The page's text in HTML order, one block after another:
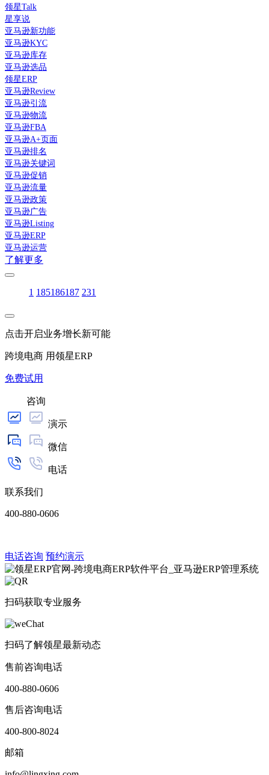
领星Talk
星享说
亚马逊新功能
亚马逊KYC
亚马逊库存
亚马逊选品
领星ERP
亚马逊Review
亚马逊引流
亚马逊物流
亚马逊FBA
亚马逊A+页面
亚马逊排名
亚马逊关键词
亚马逊促销
亚马逊流量
亚马逊政策
亚马逊广告
亚马逊Listing
亚马逊ERP
亚马逊运营
了解更多
1 185186187 231
点击开启业务增长新可能
跨境电商 用领星ERP
免费试用
咨询
演示
微信
电话
联系我们
400-880-0606
电话咨询 预约演示
扫码获取专业服务
扫码了解领星最新动态
售前咨询电话
400-880-0606
售后咨询电话
400-800-8024
邮箱